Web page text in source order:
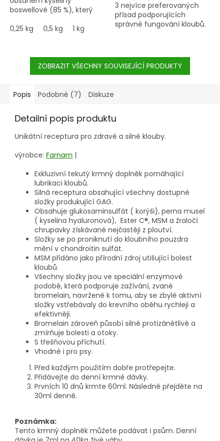
boswellové (85 %), který
v těle.Dávkování cca 5 g
0,25 kg 0,5 kg 1 kg
3 nejvíce preferovaných
přísad podporujících
správné fungování kloubů.
ZOBRAZIT VŠECHNY SOUVISEJÍCÍ PRODUKTY
Popis Podobné (7) Diskuze
Detailní popis produktu
Unikátní receptura pro zdravé a silné klouby.
výrobce: Farnam |
Exkluzivní tekutý krmný doplněk pomáhající
lubrikaci kloubů.
Silná receptura obsahující všechny dostupné
složky produkující GAG.
Obsahuje glukosaminsulfát ( korýši), perna musel
( kyselina hyaluronová), Ester C®, MSM a žraločí
chrupavky získávané nejčastěji z ploutví.
Složky se po proniknutí do kloubního pouzdra
mění v chondroitin sulfát.
MSM přidáno jako přírodní zdroj utišující bolest
kloubů.
Všechny složky jsou ve speciální enzymové
podobě, která podporuje zažívání, zvané
bromelain, navržené k tomu, aby se zbylé aktivní
složky vstřebávaly do krevního oběhu rychleji a
efektivněji.
Bromelain zároveň působí silně protizánětlivě a
zmírňuje bolesti a otoky.
S třešňovou příchutí.
Vhodné i pro psy.
Před každým použitím dobře protřepejte.
Přidávejte do denní krmné dávky.
Prvních 10 dnů krmte 60ml. Následně přejděte na
30ml denně.
Poznámka:
Tento krmný doplněk můžete podávat i psům. Denní